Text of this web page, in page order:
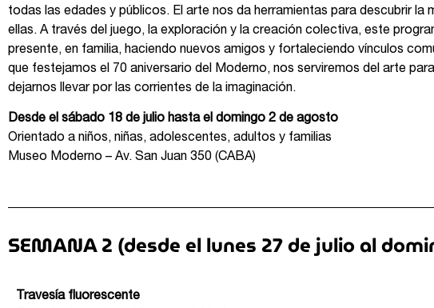
todas las edades y públicos. El arte nos da herramientas para descubrir
ellas. A través del juego, la exploración y la creación colectiva, este
presente, en familia, haciendo nuevos amigos y fortaleciendo vínculos
que festejamos el 70 aniversario del Moderno, nos serviremos del arte
dejarnos llevar por las corrientes de la imaginación.
Desde el sábado 18 de julio hasta el domingo 2 de agosto
Orientado a niños, niñas, adolescentes, adultos y familias
Museo Moderno – Av. San Juan 350 (CABA)
SEMANA 2 (desde el lunes 27 de julio al
Travesía fluorescente